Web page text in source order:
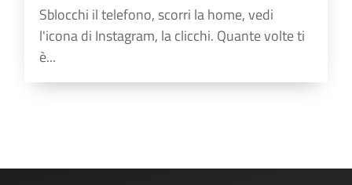
Sblocchi il telefono, scorri la home, vedi
l'icona di Instagram, la clicchi. Quante volte ti
è...